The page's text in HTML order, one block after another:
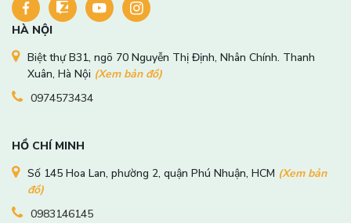
HÀ NỘI
Biệt thự B31, ngõ 70 Nguyễn Thị Định, Nhân Chính. Thanh
Xuân, Hà Nội (Xem bản đồ)
0974573434
HỒ CHÍ MINH
Số 145 Hoa Lan, phường 2, quận Phú Nhuận, HCM (Xem bản
đồ)
0983146145